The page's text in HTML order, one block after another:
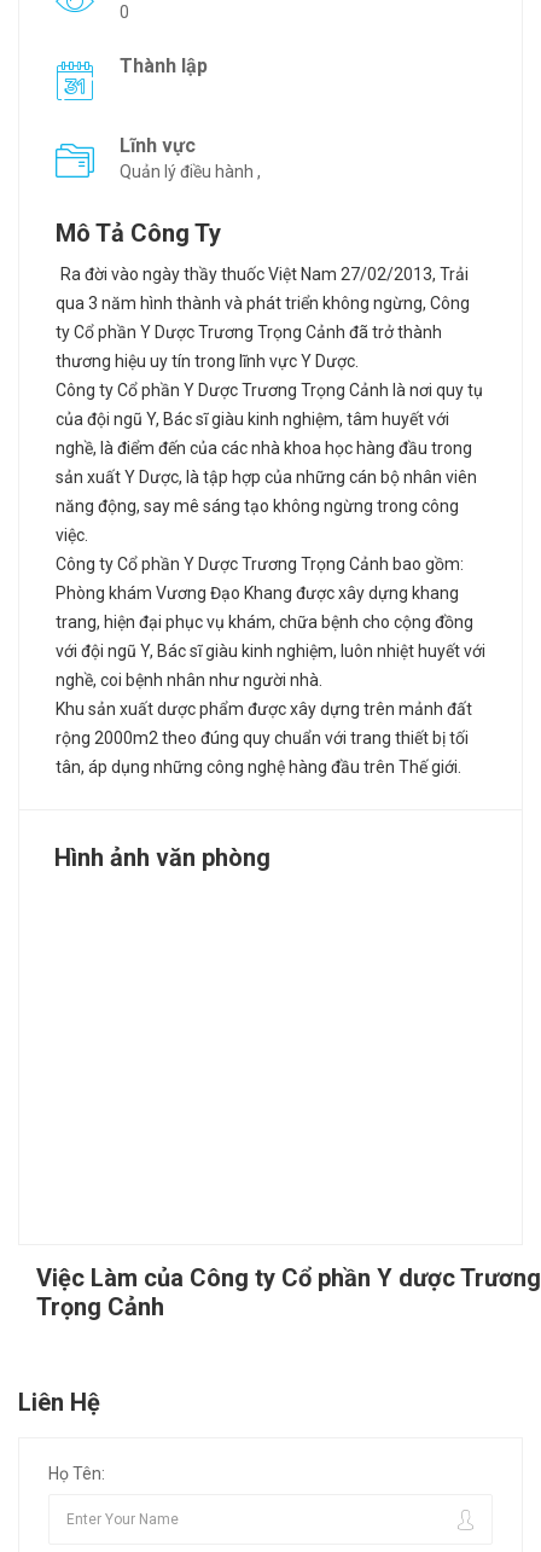
0
Thành lập
Lĩnh vực
Quản lý điều hành ,
Mô Tả Công Ty
Ra đời vào ngày thầy thuốc Việt Nam 27/02/2013, Trải
qua 3 năm hình thành và phát triển không ngừng, Công
ty Cổ phần Y Dược Trương Trọng Cảnh đã trở thành
thương hiệu uy tín trong lĩnh vực Y Dược.
Công ty Cổ phần Y Dược Trương Trọng Cảnh là nơi quy tụ
của đội ngũ Y, Bác sĩ giàu kinh nghiệm, tâm huyết với
nghề, là điểm đến của các nhà khoa học hàng đầu trong
sản xuất Y Dược, là tập hợp của những cán bộ nhân viên
năng động, say mê sáng tạo không ngừng trong công
việc.
Công ty Cổ phần Y Dược Trương Trọng Cảnh bao gồm:
Phòng khám Vương Đạo Khang được xây dựng khang
trang, hiện đại phục vụ khám, chữa bệnh cho cộng đồng
với đội ngũ Y, Bác sĩ giàu kinh nghiệm, luôn nhiệt huyết với
nghề, coi bệnh nhân như người nhà.
Khu sản xuất dược phẩm được xây dựng trên mảnh đất
rộng 2000m2 theo đúng quy chuẩn với trang thiết bị tối
tân, áp dụng những công nghệ hàng đầu trên Thế giới.
Hình ảnh văn phòng
Việc Làm của Công ty Cổ phần Y dược Trương
Trọng Cảnh
Liên Hệ
Họ Tên: